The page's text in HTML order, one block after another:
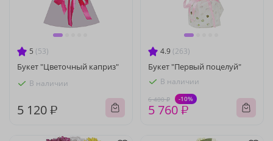
5 (53)
Букет "Цветочный каприз"
В наличии
5 120 ₽
4.9 (263)
Букет "Первый поцелуй"
В наличии
6 400 ₽ -10%
5 760 ₽